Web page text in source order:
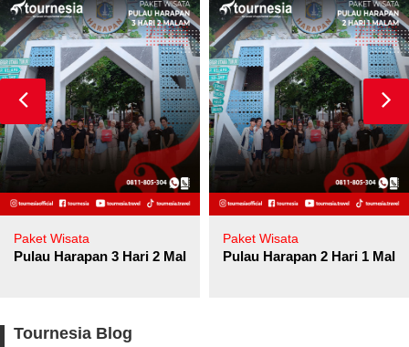
Paket Wisata
Pulau Harapan 3 Hari 2 Malam
Paket Wisata
Pulau Harapan 2 Hari 1
Tournesia Blog